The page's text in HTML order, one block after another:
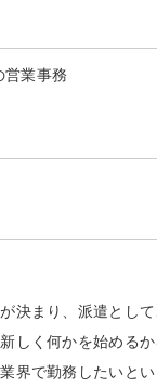
営業事務
決まり、派遣とし
しく何かを始める
界で勤務したいと